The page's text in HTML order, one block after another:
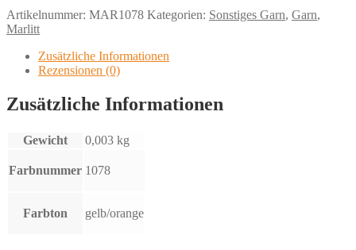
Artikelnummer: MAR1078 Kategorien: Sonstiges Garn, Garn,
Marlitt
Zusätzliche Informationen
Rezensionen (0)
Zusätzliche Informationen
Gewicht 0,003 kg
Farbnummer 1078
Farbton gelb/orange